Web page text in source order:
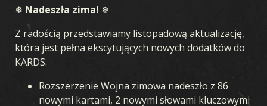
❄ Nadeszła zima! ❄
Z radością przedstawiamy listopadową aktualizację,
która jest pełna ekscytujących nowych dodatków do
KARDS.
Rozszerzenie Wojna zimowa nadeszło z 86
nowymi kartami, 2 nowymi słowami kluczowymi